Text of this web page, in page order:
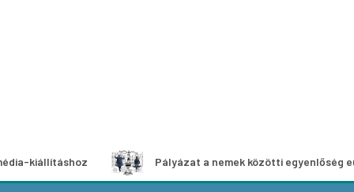
Pályázat a nemek közötti egyenlőség európai